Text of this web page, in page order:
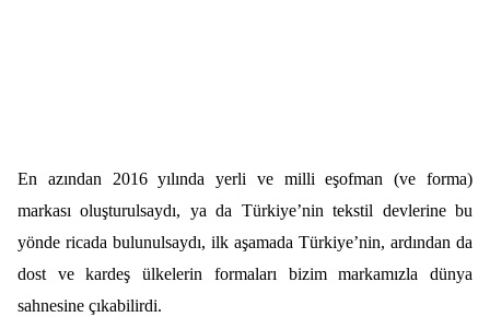
En azından 2016 yılında yerli ve milli eşofman (ve forma)
markası oluşturulsaydı, ya da Türkiye’nin tekstil devlerine bu
yönde ricada bulunulsaydı, ilk aşamada Türkiye’nin, ardından da
dost ve kardeş ülkelerin formaları bizim markamızla dünya
sahnesine çıkabilirdi.